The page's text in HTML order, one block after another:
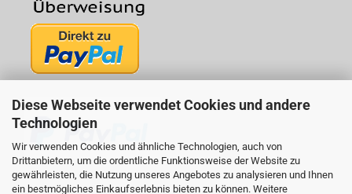
Diese Webseite verwendet Cookies und andere
Technologien
Wir verwenden Cookies und ähnliche Technologien, auch von
Drittanbietern, um die ordentliche Funktionsweise der Website zu
gewährleisten, die Nutzung unseres Angebotes zu analysieren und Ihnen
ein bestmögliches Einkaufserlebnis bieten zu können. Weitere